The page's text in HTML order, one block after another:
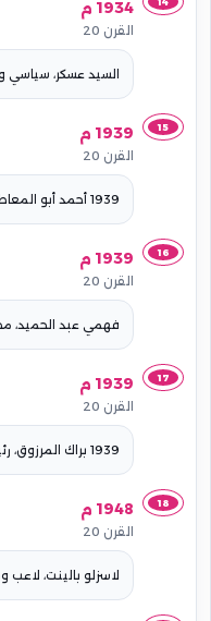
1934 م
القرن 20
السيد عسكر،
15 1939 م
القرن 20
1939 أحمد أبو المعاطي، قارئ مصري.
16 1939 م
القرن 20
فهمي عبد الحميد،
17 1939 م
القرن 20
1939 براك المرزوق، رئيس ديوان المحاسبة الكويتي.
18 1948 م
القرن 20
لاسزلو بالينت،